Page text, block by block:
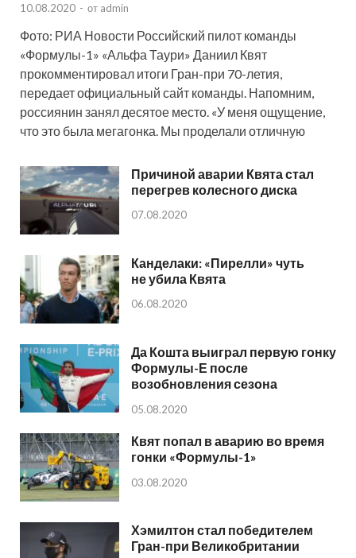
10.08.2020 - от admin
Фото: РИА Новости Российский пилот команды
«Формулы-1» «Альфа Таури» Даниил Квят
прокомментировал итоги Гран-при 70-летия,
передает официальный сайт команды. Напомним,
россиянин занял десятое место. «У меня ощущение,
что это была мегагонка. Мы проделали отличную
Причиной аварии Квята стал
перегрев колесного диска
07.08.2020
Канделаки: «Пирелли» чуть
не убила Квята
06.08.2020
Да Кошта выиграл первую гонку
Формулы-Е после
возобновления сезона
05.08.2020
Квят попал в аварию во время
гонки «Формулы-1»
03.08.2020
Хэмилтон стал победителем
Гран-при Великобритании